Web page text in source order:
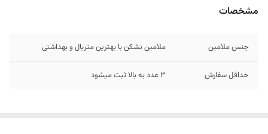
مشخصات
جنس ملامین ملامین نشکن با بهترین متریال و بهداشتی
حداقل سفارش 3 عدد به بالا ثبت میشود